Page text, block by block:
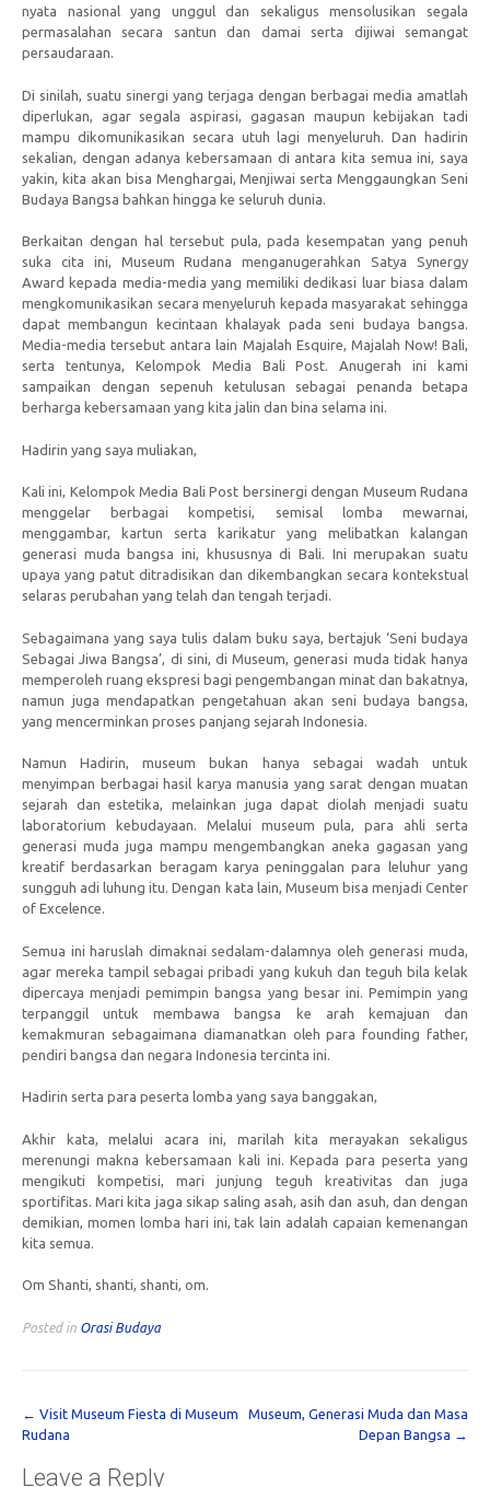
nyata nasional yang unggul dan sekaligus mensolusikan segala
permasalahan secara santun dan damai serta dijiwai semangat
persaudaraan.
Di sinilah, suatu sinergi yang terjaga dengan berbagai media amatlah
diperlukan, agar segala aspirasi, gagasan maupun kebijakan tadi
mampu dikomunikasikan secara utuh lagi menyeluruh. Dan hadirin
sekalian, dengan adanya kebersamaan di antara kita semua ini, saya
yakin, kita akan bisa Menghargai, Menjiwai serta Menggaungkan Seni
Budaya Bangsa bahkan hingga ke seluruh dunia.
Berkaitan dengan hal tersebut pula, pada kesempatan yang penuh
suka cita ini, Museum Rudana menganugerahkan Satya Synergy
Award kepada media-media yang memiliki dedikasi luar biasa dalam
mengkomunikasikan secara menyeluruh kepada masyarakat sehingga
dapat membangun kecintaan khalayak pada seni budaya bangsa.
Media-media tersebut antara lain Majalah Esquire, Majalah Now! Bali,
serta tentunya, Kelompok Media Bali Post. Anugerah ini kami
sampaikan dengan sepenuh ketulusan sebagai penanda betapa
berharga kebersamaan yang kita jalin dan bina selama ini.
Hadirin yang saya muliakan,
Kali ini, Kelompok Media Bali Post bersinergi dengan Museum Rudana
menggelar berbagai kompetisi, semisal lomba mewarnai,
menggambar, kartun serta karikatur yang melibatkan kalangan
generasi muda bangsa ini, khususnya di Bali. Ini merupakan suatu
upaya yang patut ditradisikan dan dikembangkan secara kontekstual
selaras perubahan yang telah dan tengah terjadi.
Sebagaimana yang saya tulis dalam buku saya, bertajuk ‘Seni budaya
Sebagai Jiwa Bangsa’, di sini, di Museum, generasi muda tidak hanya
memperoleh ruang ekspresi bagi pengembangan minat dan bakatnya,
namun juga mendapatkan pengetahuan akan seni budaya bangsa,
yang mencerminkan proses panjang sejarah Indonesia.
Namun Hadirin, museum bukan hanya sebagai wadah untuk
menyimpan berbagai hasil karya manusia yang sarat dengan muatan
sejarah dan estetika, melainkan juga dapat diolah menjadi suatu
laboratorium kebudayaan. Melalui museum pula, para ahli serta
generasi muda juga mampu mengembangkan aneka gagasan yang
kreatif berdasarkan beragam karya peninggalan para leluhur yang
sungguh adi luhung itu. Dengan kata lain, Museum bisa menjadi Center
of Excelence.
Semua ini haruslah dimaknai sedalam-dalamnya oleh generasi muda,
agar mereka tampil sebagai pribadi yang kukuh dan teguh bila kelak
dipercaya menjadi pemimpin bangsa yang besar ini. Pemimpin yang
terpanggil untuk membawa bangsa ke arah kemajuan dan
kemakmuran sebagaimana diamanatkan oleh para founding father,
pendiri bangsa dan negara Indonesia tercinta ini.
Hadirin serta para peserta lomba yang saya banggakan,
Akhir kata, melalui acara ini, marilah kita merayakan sekaligus
merenungi makna kebersamaan kali ini. Kepada para peserta yang
mengikuti kompetisi, mari junjung teguh kreativitas dan juga
sportifitas. Mari kita jaga sikap saling asah, asih dan asuh, dan dengan
demikian, momen lomba hari ini, tak lain adalah capaian kemenangan
kita semua.
Om Shanti, shanti, shanti, om.
Posted in Orasi Budaya
Post
←
Visit Museum Fiesta di Museum
Rudana
Museum, Generasi Muda dan Masa
Depan Bangsa
→
Leave a Reply